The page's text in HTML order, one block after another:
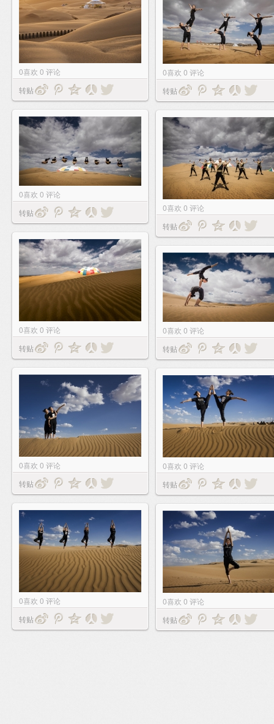
0喜欢 0 评论
转贴
0喜欢 0 评论
转贴
0喜欢 0 评论
转贴
0喜欢 0 评论
转贴
0喜欢 0 评论
转贴
0喜欢 0 评论
转贴
0喜欢 0 评论
转贴
0喜欢 0 评论
转贴
0喜欢 0 评论
转贴
0喜欢 0 评论
转贴